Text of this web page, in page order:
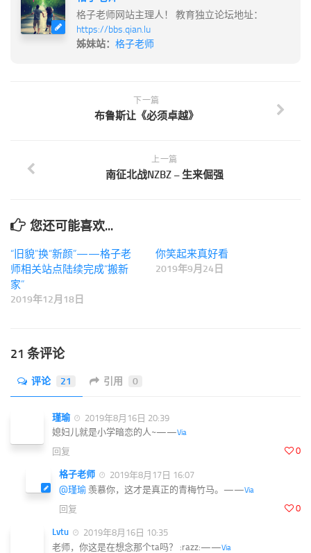
格子老师网站主理人！ 教育独立论坛地址：
https://bbs.qian.lu
姊妹站： 格子老师
下一篇
布鲁斯让《必须卓越》
上一篇
南征北战NZBZ – 生来倔强
您还可能喜欢...
“旧貌”换“新颜”——格子老
师相关站点陆续完成“搬新
家”
2019年12月18日
你笑起来真好看
2019年9月24日
21 条评论
评论 21 引用 0
瑾瑜
2019年8月16日 20:39
媳妇儿就是小学暗恋的人~——Via
0
回复
格子老师
2019年8月17日 16:07
@瑾瑜 羡慕你，这才是真正的青梅竹马。——Via
0
回复
Lvtu
2019年8月16日 10:35
老师，你这是在想念那个ta吗？ :razz:——Via